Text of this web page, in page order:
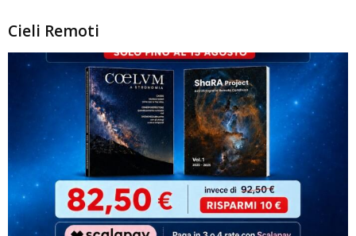
Cieli Remoti